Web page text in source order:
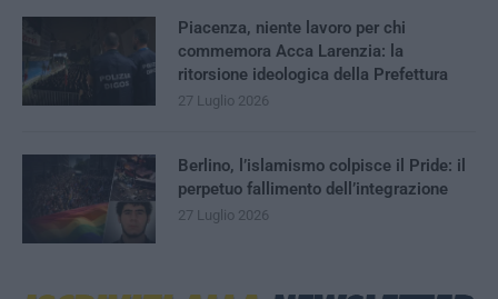
Piacenza, niente lavoro per chi
commemora Acca Larenzia: la
ritorsione ideologica della Prefettura
27 Luglio 2026
Berlino, l’islamismo colpisce il Pride: il
perpetuo fallimento dell’integrazione
27 Luglio 2026